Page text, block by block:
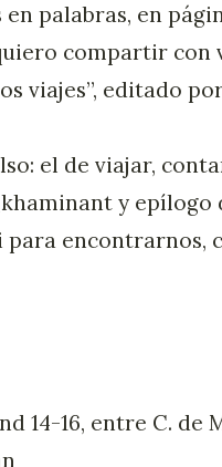
palabras, en
compartir con
viajes”, editado
el de viajar,
y epílogo
para encontrarnos,
14-16, entre C. de